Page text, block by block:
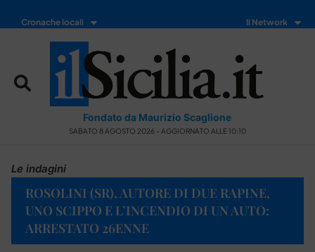
Cronache locali Il Network
Fondato da Maurizio Scaglione
SABATO 8 AGOSTO 2026 - AGGIORNATO ALLE 10:10
Le indagini
ROSOLINI (SR), AUTORE DI DUE RAPINE,
UNO SCIPPO E L’INCENDIO DI UN AUTO:
ARRESTATO 26ENNE